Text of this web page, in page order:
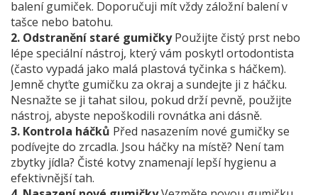
balení gumiček. Doporučuji mít vždy záložní balení v
tašce nebo batohu.
2. Odstranění staré gumičky Použijte čistý prst nebo
lépe speciální nástroj, který vám poskytl ortodontista
(často vypadá jako malá plastová tyčinka s háčkem).
Jemně chyťte gumičku za okraj a sundejte ji z háčku.
Nesnažte se ji tahat silou, pokud drží pevně, použijte
nástroj, abyste nepoškodili rovnátka ani dásně.
3. Kontrola háčků Před nasazením nové gumičky se
podívejte do zrcadla. Jsou háčky na místě? Není tam
zbytky jídla? Čisté kotvy znamenají lepší hygienu a
efektivnější tah.